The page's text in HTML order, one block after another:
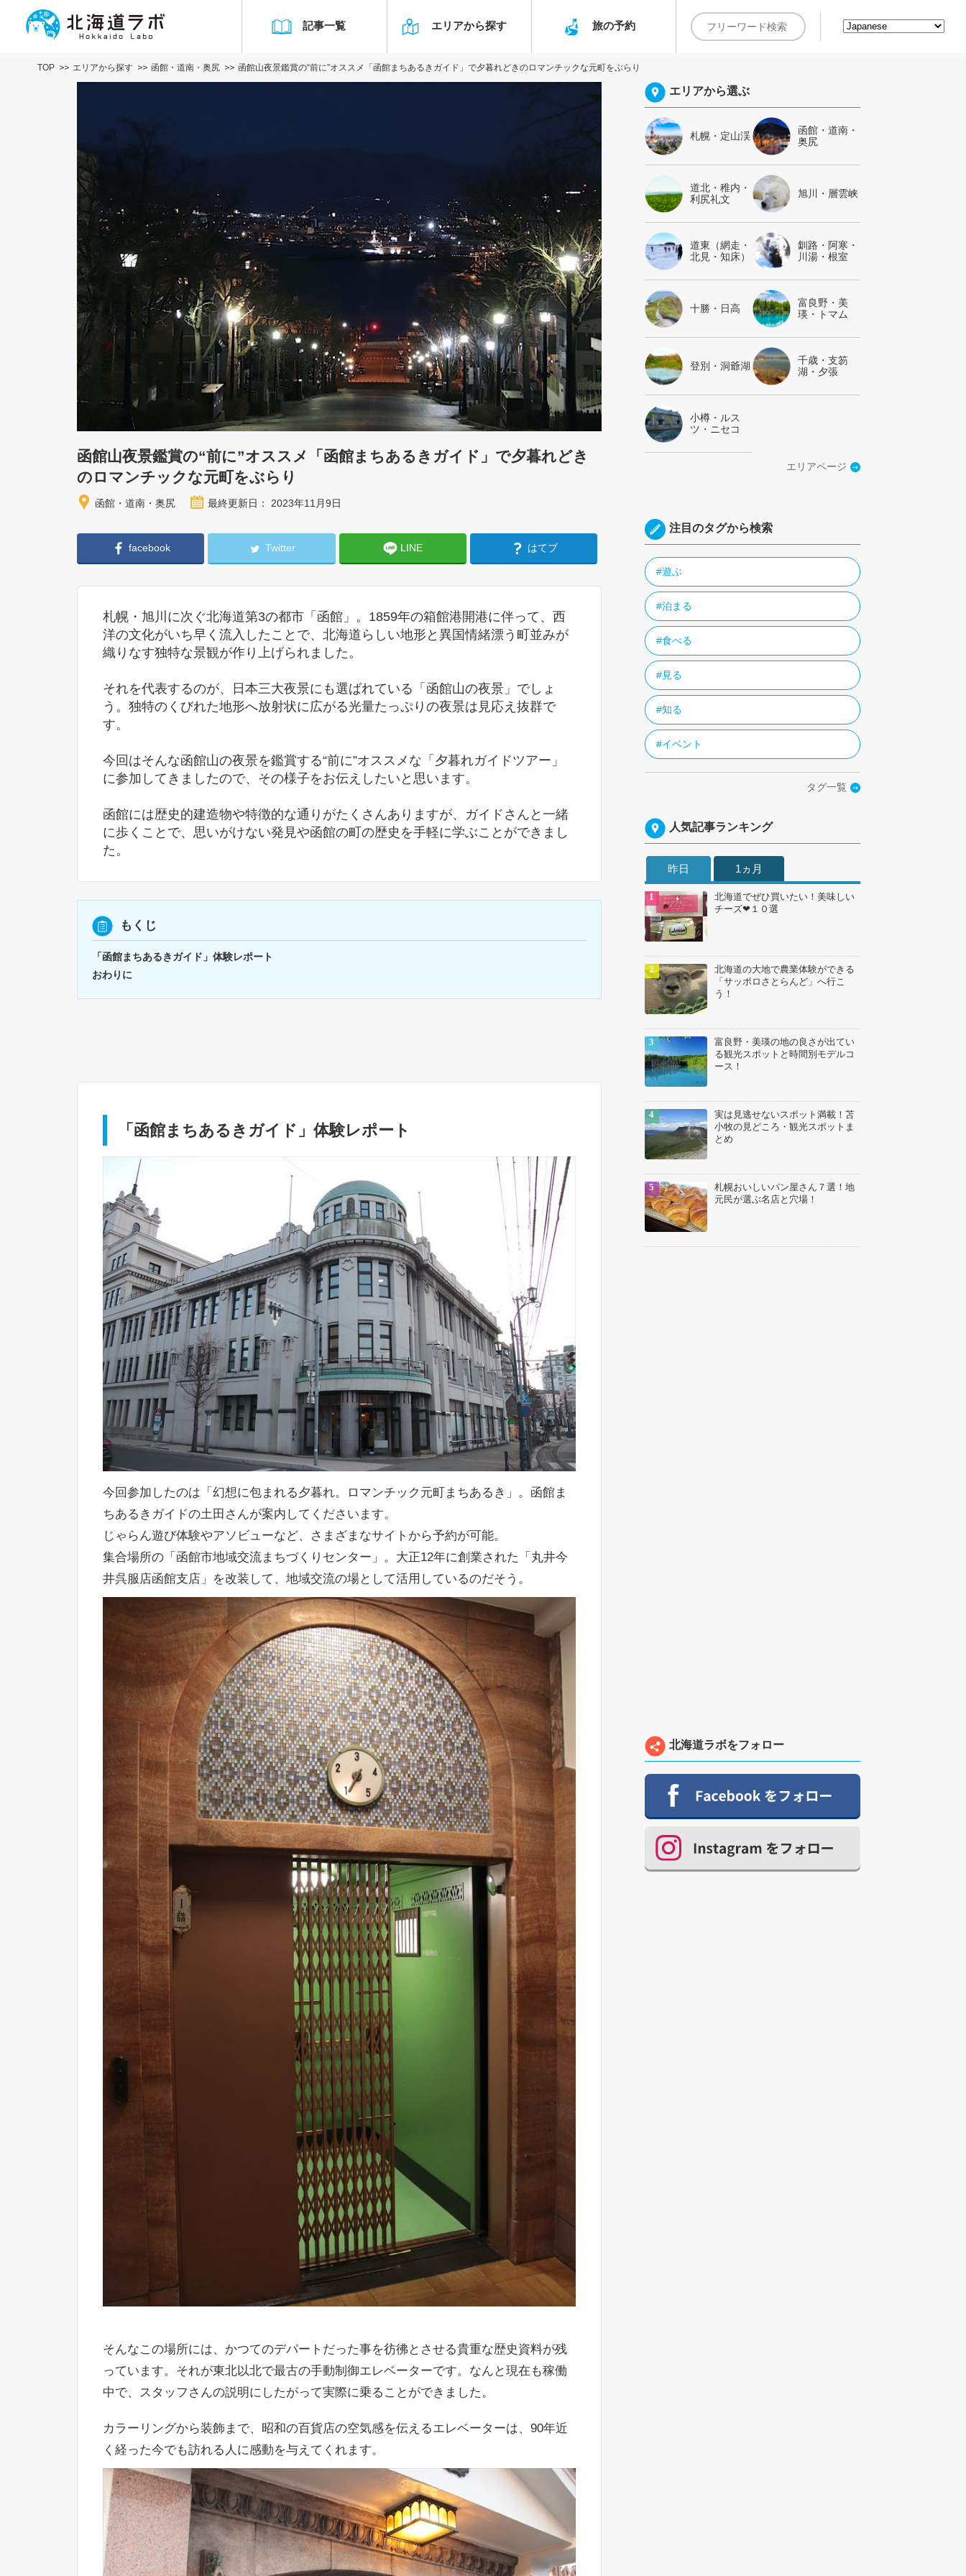
記事一覧 エリアから探す 旅の予約
TOP エリアから探す 函館・道南・奥尻 函館山夜景鑑賞の“前に”オススメ「函館まちあるきガイド」で夕暮れどきのロマンチックな元町をぶらり
函館山夜景鑑賞の“前に”オススメ「函館まちあるきガイド」で夕暮れどき
のロマンチックな元町をぶらり
函館・道南・奥尻 最終更新日： 2023年11月9日
facebook Twitter LINE はてブ
札幌・旭川に次ぐ北海道第3の都市「函館」。1859年の箱館港開港に伴って、西
洋の文化がいち早く流入したことで、北海道らしい地形と異国情緒漂う町並みが
織りなす独特な景観が作り上げられました。
それを代表するのが、日本三大夜景にも選ばれている「函館山の夜景」でしょ
う。独特のくびれた地形へ放射状に広がる光量たっぷりの夜景は見応え抜群で
す。
今回はそんな函館山の夜景を鑑賞する“前に”オススメな「夕暮れガイドツアー」
に参加してきましたので、その様子をお伝えしたいと思います。
函館には歴史的建造物や特徴的な通りがたくさんありますが、ガイドさんと一緒
に歩くことで、思いがけない発見や函館の町の歴史を手軽に学ぶことができまし
た。
もくじ
「函館まちあるきガイド」体験レポート
おわりに
「函館まちあるきガイド」体験レポート
今回参加したのは「幻想に包まれる夕暮れ。ロマンチック元町まちあるき」。函館ま
ちあるきガイドの土田さんが案内してくださいます。
じゃらん遊び体験やアソビューなど、さまざまなサイトから予約が可能。
集合場所の「函館市地域交流まちづくりセンター」。大正12年に創業された「丸井今
井呉服店函館支店」を改装して、地域交流の場として活用しているのだそう。
そんなこの場所には、かつてのデパートだった事を彷彿とさせる貴重な歴史資料が残
っています。それが東北以北で最古の手動制御エレベーターです。なんと現在も稼働
中で、スタッフさんの説明にしたがって実際に乗ることができました。
カラーリングから装飾まで、昭和の百貨店の空気感を伝えるエレベーターは、90年近
く経った今でも訪れる人に感動を与えてくれます。
エリアから選ぶ
札幌・定山渓
函館・道南・
奥尻
道北・稚内・
利尻礼文
旭川・層雲峡
道東（網走・
北見・知床）
釧路・阿寒・
川湯・根室
十勝・日高
富良野・美
瑛・トマム
登別・洞爺湖
千歳・支笏
湖・夕張
小樽・ルス
ツ・ニセコ
エリアページ
注目のタグから検索
#遊ぶ
#泊まる
#食べる
#見る
#知る
#イベント
タグ一覧
人気記事ランキング
昨日 1ヵ月
北海道でぜひ買いたい！美味しい
チーズ❤１０選
北海道の大地で農業体験ができる
「サッポロさとらんど」へ行こ
う！
富良野・美瑛の地の良さが出てい
る観光スポットと時間別モデルコ
ース！
実は見逃せないスポット満載！苫
小牧の見どころ・観光スポットま
とめ
札幌おいしいパン屋さん７選！地
元民が選ぶ名店と穴場！
北海道ラボをフォロー